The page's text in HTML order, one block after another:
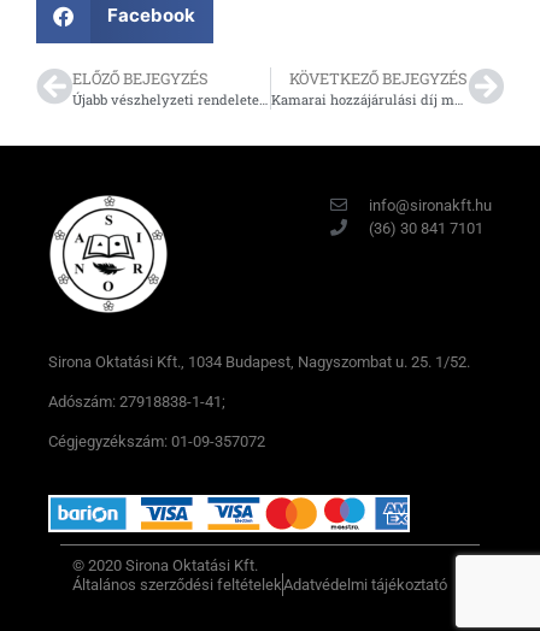
Facebook
ELŐZŐ BEJEGYZÉS KÖVETKEZŐ BEJEGYZÉS
info@sironakft.hu
(36) 30 841 7101
Sirona Oktatási Kft., 1034 Budapest, Nagyszombat u. 25. 1/52.
Adószám: 27918838-1-41;
Cégjegyzékszám: 01-09-357072
© 2020 Sirona Oktatási Kft.
Általános szerződési feltételekAdatvédelmi tájékoztató